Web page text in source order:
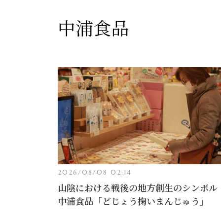
中浦食品
2026/08/08 02:14
山陰における戦後の地方創生のシンボ
中浦食品「どじょう掬いまんじゅう」